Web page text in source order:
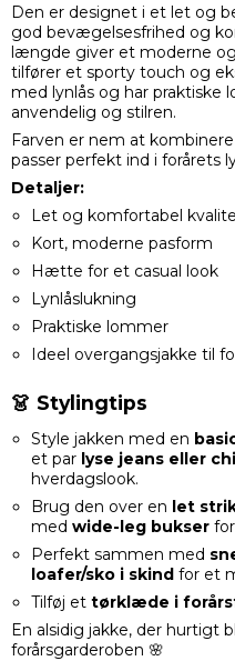
Den er designet i et let og
god bevægelsesfrihed og
længde giver et moderne
tilfører et sporty touch og
med lynlås og har praktiske
anvendelig og stilren.
Farven er nem at
passer perfekt ind i forårets
Detaljer:
Let og komfortabel
Kort, moderne pasform
Hætte for et casual look
Lynlåslukning
Praktiske lommer
Ideel overgangsjakke til
👗 Stylingtips
Style jakken med en
et par lyse jeans eller
hverdagslook.
Brug den over en let
med wide-leg bukserfor
Perfekt sammen med
loafer/sko i skindfor et
Tilføj et tørklæde i
En alsidig jakke, der hurtigt
forårsgarderoben 🌸